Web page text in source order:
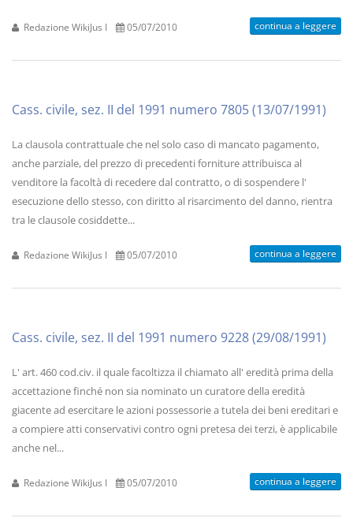
Redazione WikiJus I 05/07/2010 continua a leggere
Cass. civile, sez. II del 1991 numero 7805 (13/07/1991)
La clausola contrattuale che nel solo caso di mancato pagamento,
anche parziale, del prezzo di precedenti forniture attribuisca al
venditore la facoltà di recedere dal contratto, o di sospendere l'
esecuzione dello stesso, con diritto al risarcimento del danno, rientra
tra le clausole cosiddette...
Redazione WikiJus I 05/07/2010 continua a leggere
Cass. civile, sez. II del 1991 numero 9228 (29/08/1991)
L' art. 460 cod.civ. il quale facoltizza il chiamato all' eredità prima della
accettazione finché non sia nominato un curatore della eredità
giacente ad esercitare le azioni possessorie a tutela dei beni ereditari e
a compiere atti conservativi contro ogni pretesa dei terzi, è applicabile
anche nel...
Redazione WikiJus I 05/07/2010 continua a leggere